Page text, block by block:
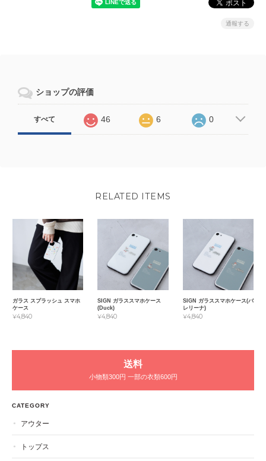
通報する
ショップの評価
すべて 46 6 0
RELATED ITEMS
ガラス スプラッシュ スマホ
ケース
¥4,840
SIGN ガラススマホケース
(Duck)
¥4,840
SIGN ガラススマホケース(バ
レリーナ)
¥4,840
送料
小物類300円 一部の衣類600円
CATEGORY
アウター
トップス